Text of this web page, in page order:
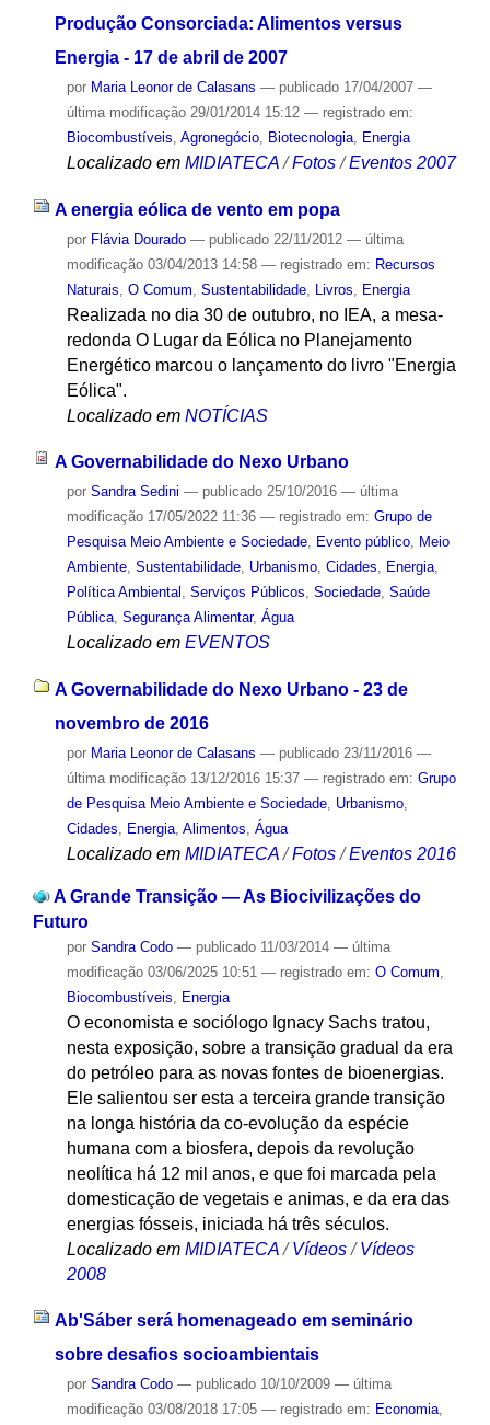
Produção Consorciada: Alimentos versus
Energia - 17 de abril de 2007
por Maria Leonor de Calasans — publicado17/04/2007 —
última modificação29/01/2014 15:12 — registrado em:
Biocombustíveis Agronegócio, Biotecnologia, Energia
Localizado em MIDIATECA /Fotos /Eventos 2007
A energia eólica de vento em popa
por Flávia Dourado — publicado22/11/2012 — última
modificação03/04/2013 14:58 — registrado em: Recursos
Naturais O Comum Sustentabilidade, Livros Energia
Realizada no dia 30 de outubro, no IEA, a mesa-
redonda O Lugar da Eólica no Planejamento
Energético marcou o lançamento do livro "Energia
Eólica".
Localizado em NOTÍCIAS
A Governabilidade do Nexo Urbano
por Sandra Sedini — publicado25/10/2016 — última
modificação17/05/2022 11:36 — registrado em: Grupo de
Pesquisa Meio Ambiente e Sociedade, Evento público, Meio
Ambiente, Sustentabilidade, Urbanismo, Cidades, Energia,
Política Ambiental , Serviços Públicos, Sociedade, Saúde
Pública, Segurança Alimentar, Água
Localizado em EVENTOS
A Governabilidade do Nexo Urbano - 23 de
novembro de 2016
por Maria Leonor de Calasans — publicado23/11/2016 —
última modificação13/12/2016 15:37 — registrado em: Grupo
de Pesquisa Meio Ambiente e Sociedade, Urbanismo,
Cidades, Energia, Alimentos, Água
Localizado em MIDIATECA /Fotos /Eventos 2016
A Grande Transição — As Biocivilizações do
Futuro
por Sandra Codo — publicado11/03/2014 — última
modificação03/06/2025 10:51 — registrado em: O Comum
Biocombustíveis
Energia
O economista e sociólogo Ignacy Sachs tratou,
nesta exposição, sobre a transição gradual da era
do petróleo para as novas fontes de bioenergias.
Ele salientou ser esta a terceira grande transição
na longa história da co-evolução da espécie
humana com a biosfera, depois da revolução
neolítica há 12 mil anos, e que foi marcada pela
domesticação de vegetais e animas, e da era das
energias fósseis, iniciada há três séculos.
Localizado em MIDIATECA /Vídeos /Vídeos
2008
Ab'Sáber será homenageado em seminário
sobre desafios socioambientais
por Sandra Codo — publicado10/10/2009 — última
modificação03/08/2018 17:05 — registrado em: Economia,